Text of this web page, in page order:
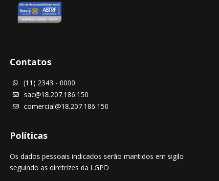
Contatos
 (11) 2343 - 0000
 sac@18.207.186.150
 comercial@18.207.186.150
Políticas
Os dados pessoais indicados serão mantidos em sigilo
seguindo as diretrizes da LGPD